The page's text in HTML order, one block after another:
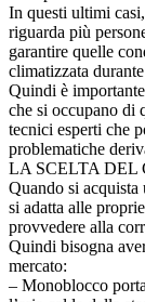
In questi ultimi
riguarda più
garantire quelle
climatizzata
Quindi è
che si occupano di
tecnici esperti che
problematiche
LA SCELTA DEL
Quando si acquista
si adatta alle
provvedere alla
Quindi bisogna
mercato:
– Monoblocco